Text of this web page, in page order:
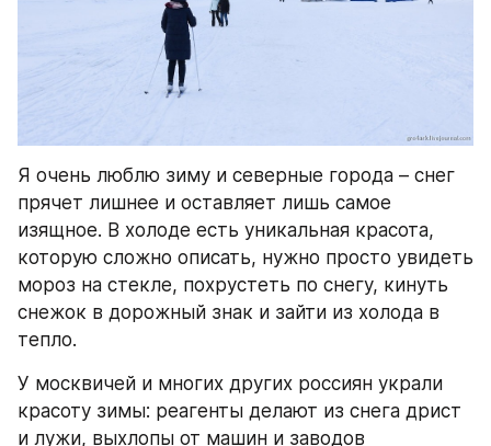
Я очень люблю зиму и северные города – снег
прячет лишнее и оставляет лишь самое
изящное. В холоде есть уникальная красота,
которую сложно описать, нужно просто увидеть
мороз на стекле, похрустеть по снегу, кинуть
снежок в дорожный знак и зайти из холода в
тепло.
У москвичей и многих других россиян украли
красоту зимы: реагенты делают из снега дрист
и лужи, выхлопы от машин и заводов